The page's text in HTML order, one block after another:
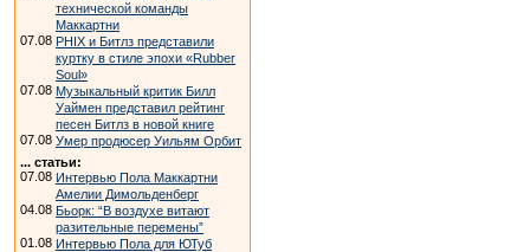
технической команды
Маккартни
07.08 PHIX и Битлз представили
куртку в стиле эпохи «Rubber
Soul»
07.08 Музыкальный критик Билл
Уаймен представил рейтинг
песен Битлз в новой книге
07.08 Умер продюсер Уильям Орбит
... статьи:
07.08 Интервью Пола Маккартни
Амелии Димольденберг
04.08 Бьорк: “В воздухе витают
разительные перемены”
01.08 Интервью Пола для ЮТуб